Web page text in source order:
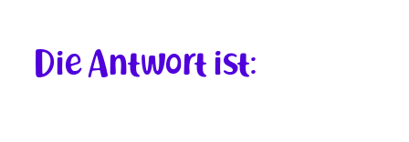
Die Antwort ist: